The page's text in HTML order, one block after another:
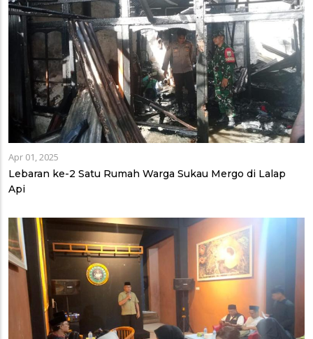
Apr 01, 2025
Lebaran ke-2 Satu Rumah Warga Sukau Mergo di Lalap
Api